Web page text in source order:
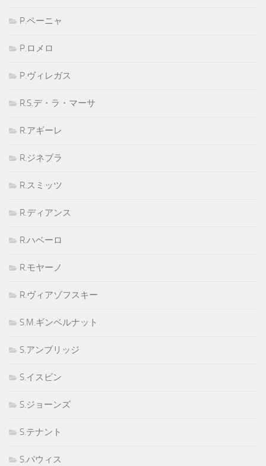
P.ペーニャ
P.ロメロ
P.ヴィレガス
R.S.デ・ラ・マーサ
R.アギーレ
R.ジネブラ
R.スミッツ
R.ディアンス
R.ハベーロ
R.モヤーノ
R.ヴィアゾフスキー
S.M.ギンベルナット
S.アンブリッジ
S.イスビン
S.ジョーンズ
S.テナント
S.パウィス